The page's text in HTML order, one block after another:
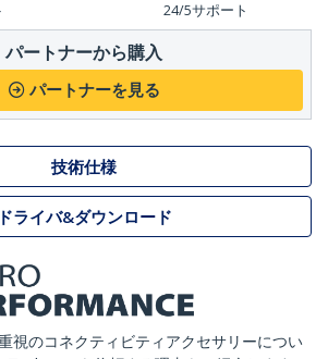
24/5サポート
パートナーから購入
パートナーを見る
技術仕様
ドライバ&ダウンロード
視のコネクティビティアクセサリーについ